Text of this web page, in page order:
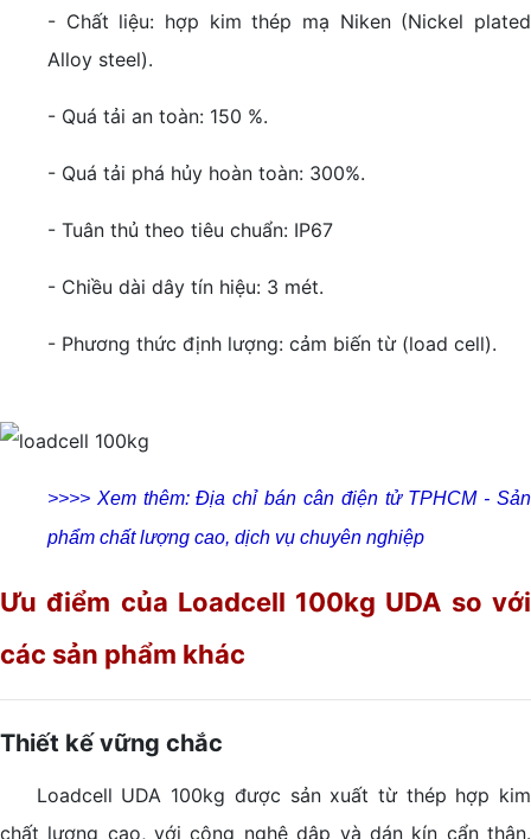
- Chất liệu: hợp kim thép mạ Niken (Nickel plated
Alloy steel).
- Quá tải an toàn: 150 %.
- Quá tải phá hủy hoàn toàn: 300%.
- Tuân thủ theo tiêu chuẩn: IP67
- Chiều dài dây tín hiệu: 3 mét.
- Phương thức định lượng: cảm biến từ (load cell).
>>>> Xem thêm: Địa chỉ bán cân điện tử TPHCM - Sản
phẩm chất lượng cao, dịch vụ chuyên nghiệp
Ưu điểm của Loadcell 100kg UDA so với
các sản phẩm khác
Thiết kế vững chắc
Loadcell UDA 100kg được sản xuất từ thép hợp kim
chất lượng cao, với công nghệ dập và dán kín cẩn thận.